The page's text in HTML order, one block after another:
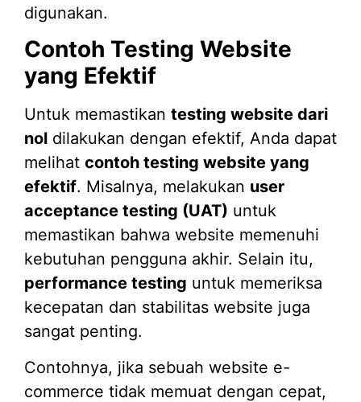
digunakan.
Contoh Testing Website
yang Efektif
Untuk memastikan testing website dari
nol dilakukan dengan efektif, Anda dapat
melihat contoh testing website yang
efektif. Misalnya, melakukan user
acceptance testing (UAT) untuk
memastikan bahwa website memenuhi
kebutuhan pengguna akhir. Selain itu,
performance testing untuk memeriksa
kecepatan dan stabilitas website juga
sangat penting.
Contohnya, jika sebuah website e-
commerce tidak memuat dengan cepat,